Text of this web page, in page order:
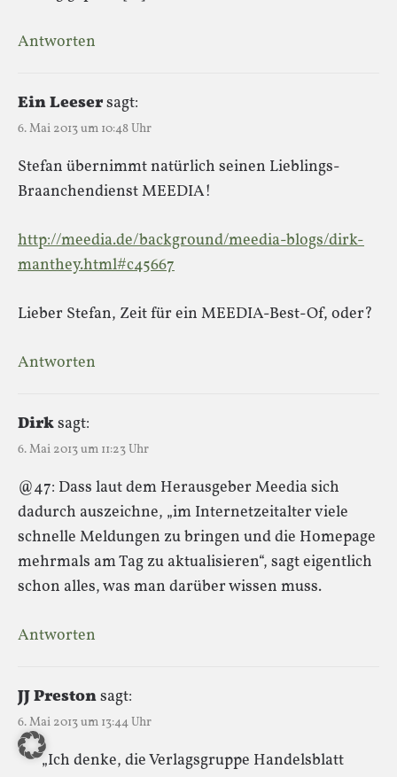
Antworten
Ein Leesersagt:
6. Mai 2013 um 10:48 Uhr
Stefan übernimmt natürlich seinen Lieblings-
Braanchendienst MEEDIA!
http://meedia.de/background/meedia-blogs/dirk-
manthey.html#c45667
Lieber Stefan, Zeit für ein MEEDIA-Best-Of, oder?
Antworten
Dirksagt:
6. Mai 2013 um 11:23 Uhr
@47: Dass laut dem Herausgeber Meedia sich
dadurch auszeichne, „im Internetzeitalter viele
schnelle Meldungen zu bringen und die Homepage
mehrmals am Tag zu aktualisieren“, sagt eigentlich
schon alles, was man darüber wissen muss.
Antworten
JJ Prestonsagt:
6. Mai 2013 um 13:44 Uhr
„Ich denke, die Verlagsgruppe Handelsblatt